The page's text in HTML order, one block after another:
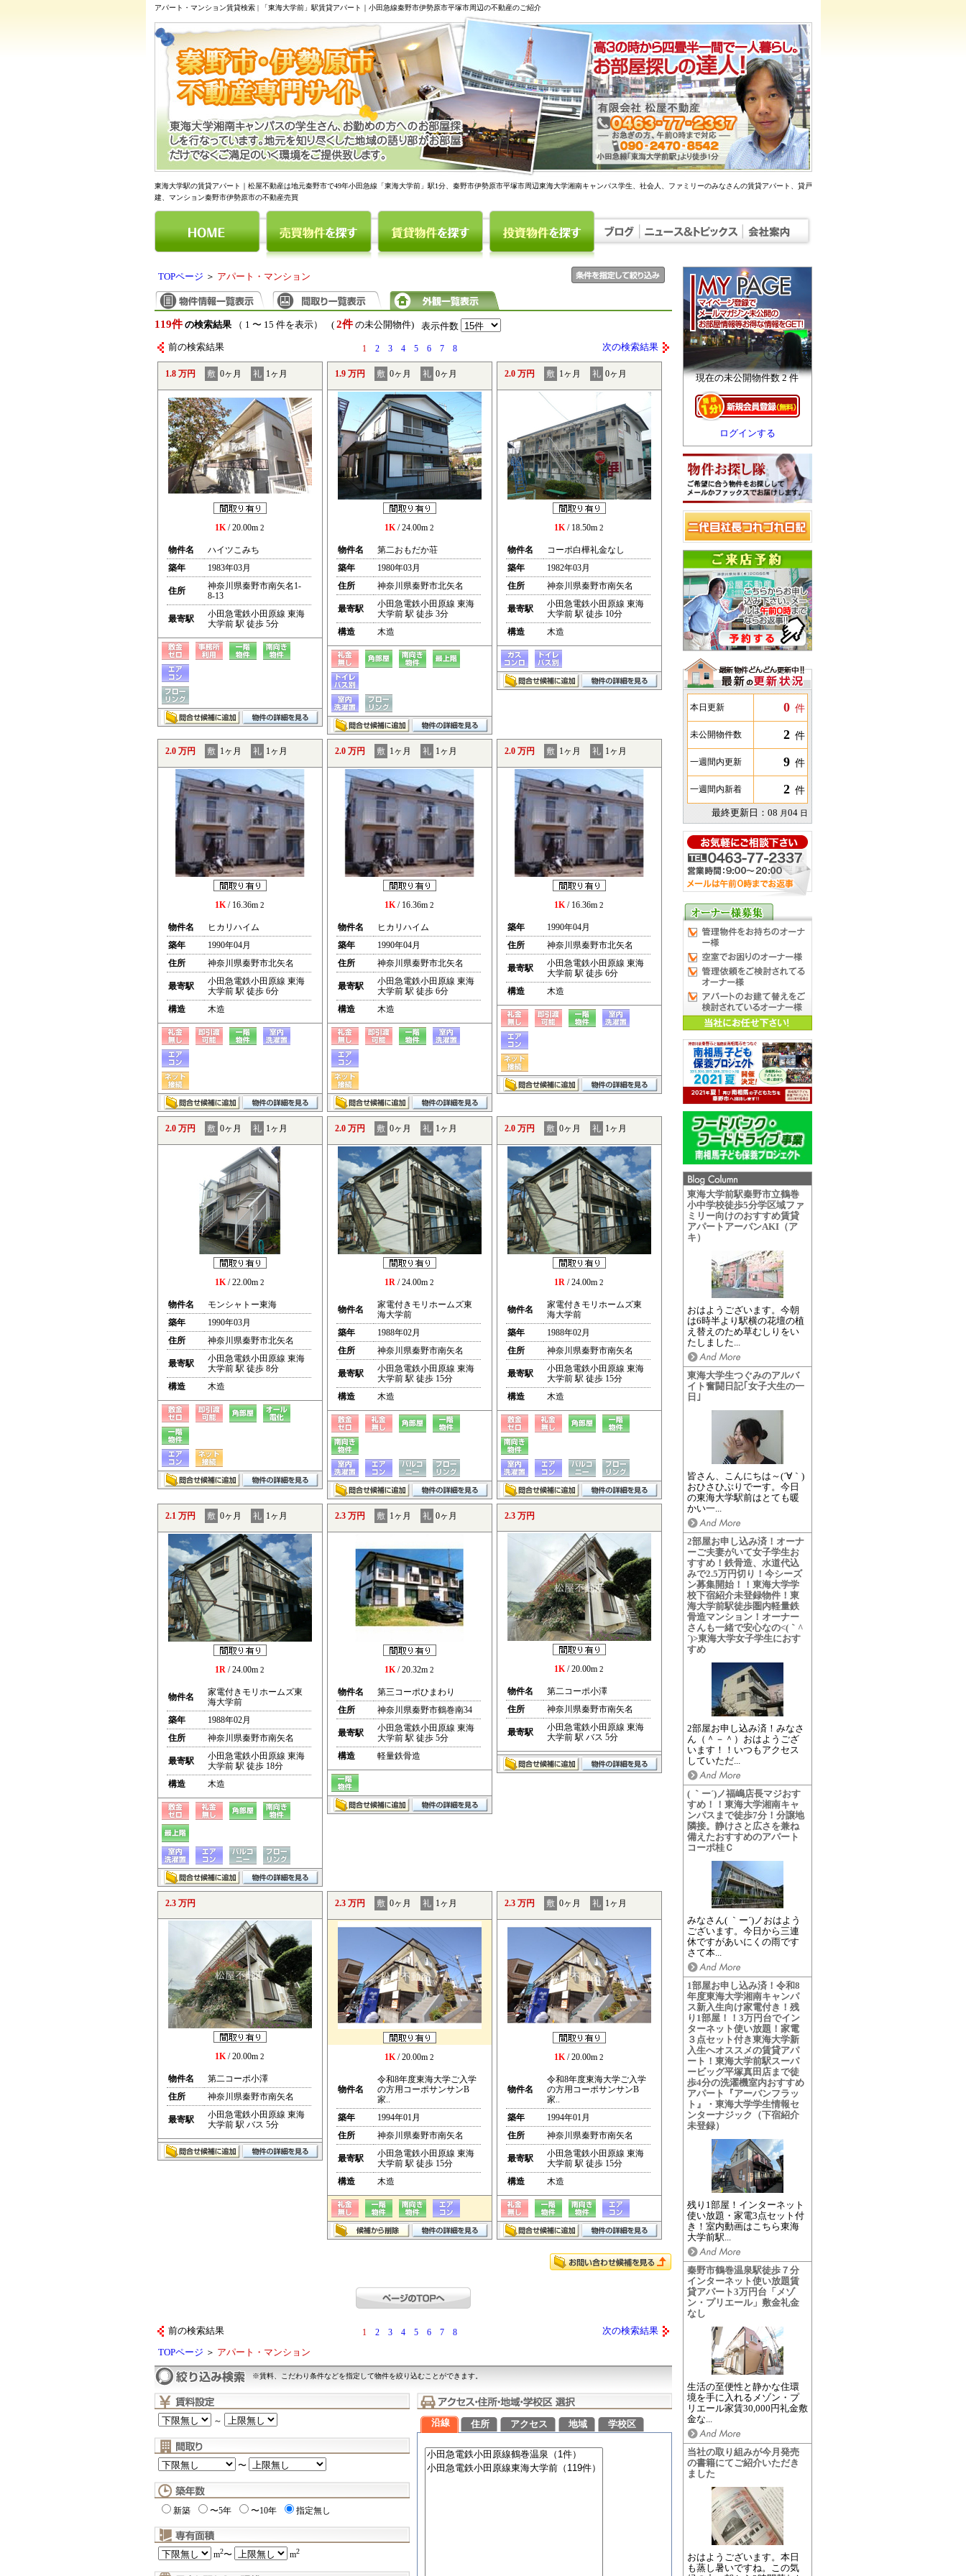
アパート・マンション賃貸検索 | 「東海大学前」駅賃貸アパート｜小田急線秦野市伊勢原市平塚市周辺の不動産のご紹介
東海大学駅の賃貸アパート｜松屋不動産は地元秦野市で49年小田急線「東海大学前」駅1分、秦野市伊勢原市平塚市周辺東海大学湘南キャンパス学生、社会人、ファミリーのみなさんの賃貸アパート、貸戸
建、マンション秦野市伊勢原市の不動産売買
現在の未公開物件数 2 件
ログインする
本日更新 0 件
未公開物件数 2 件
一週間内更新 9 件
一週間内新着 2 件
最終更新日：08 月04 日
東海大学前駅秦野市立鶴巻
小中学校徒歩5分学区域ファ
ミリー向けのおすすめ賃貸
アパートアーバンAKI（ア
キ）
おはようございます。今朝
は6時半より駅横の花壇の植
え替えのため草むしりをい
たしました...
東海大学生つぐみのアルバ
イト奮闘日記｢女子大生の一
日｣
皆さん、こんにちは～(´∀｀)
おひさひぶりでーす。今日
の東海大学駅前はとても暖
かい一...
2部屋お申し込み済！オーナ
ーご夫妻がいて女子学生お
すすめ！鉄骨造、水道代込
みで2.5万円切り！今シーズ
ン募集開始！！東海大学学
校下宿紹介未登録物件！東
海大学前駅徒歩圏内軽量鉄
骨造マンション！オーナー
さんも一緒で安心なの<(｀^
´)>東海大学女子学生におす
すめ
2部屋お申し込み済！みなさ
ん（＾－＾）おはようござ
います！！いつもアクセス
していただ...
( ｀ー´)ノ福嶋店長マジおす
すめ！！東海大学湘南キャ
ンパスまで徒歩7分！分譲地
隣接。静けさと広さを兼ね
備えたおすすめのアパート
コーポ桂Ｃ
みなさん( ｀ー´)ノおはよう
ございます。今日から三連
休ですがあいにくの雨です
さて本...
1部屋お申し込み済！令和8
年度東海大学湘南キャンパ
ス新入生向け家電付き！残
り1部屋！！3万円台でイン
ターネット使い放題！家電
３点セット付き東海大学新
入生へオススメの賃貸アパ
ート！東海大学前駅スーパ
ービッグ平塚真田店まで徒
歩4分の洗濯機室内おすすめ
アパート『アーバンフラッ
ト』・東海大学学生情報セ
ンターナジック（下宿紹介
未登録）
残り1部屋！インターネット
使い放題・家電3点セット付
き！室内動画はこちら東海
大学前駅...
秦野市鶴巻温泉駅徒歩７分
インターネット使い放題賃
貸アパート3万円台「メゾ
ン・プリエール」敷金礼金
なし
生活の至便性と静かな住環
境を手に入れるメゾン・プ
リエール家賃30,000円礼金敷
金な...
当社の取り組みが今月発売
の書籍にてご紹介いただき
ました
おはようございます。本日
も蒸し暑いですね。この気
TOPページ ＞ アパート・マンション
119件 の検索結果（ 1 〜 15 件を表示） ( 2件の未公開物件) 表示件数
前の検索結果 1 2 3 4 5 6 7 8 次の検索結果
1.8 万円 敷 0ヶ月 礼 1ヶ月
1K/ 20.00m 2
物件名
ハイツこみち
築年
1983年03月
住所
神奈川県秦野市南矢名1-
8-13
最寄駅
小田急電鉄小田原線 東海
大学前 駅 徒歩 5分
1.9 万円 敷 0ヶ月 礼 0ヶ月
1K/ 24.00m 2
物件名
第二おもだか荘
築年
1980年03月
住所
神奈川県秦野市北矢名
最寄駅
小田急電鉄小田原線 東海
大学前 駅 徒歩 3分
構造
木造
2.0 万円 敷 1ヶ月 礼 0ヶ月
1K/ 18.50m 2
物件名
コーポ白樺礼金なし
築年
1982年03月
住所
神奈川県秦野市南矢名
最寄駅
小田急電鉄小田原線 東海
大学前 駅 徒歩 10分
構造
木造
2.0 万円 敷 1ヶ月 礼 1ヶ月
1K/ 16.36m 2
物件名
ヒカリハイム
築年
1990年04月
住所
神奈川県秦野市北矢名
最寄駅
小田急電鉄小田原線 東海
大学前 駅 徒歩 6分
構造
木造
2.0 万円 敷 1ヶ月 礼 1ヶ月
1K/ 16.36m 2
物件名
ヒカリハイム
築年
1990年04月
住所
神奈川県秦野市北矢名
最寄駅
小田急電鉄小田原線 東海
大学前 駅 徒歩 6分
構造
木造
2.0 万円 敷 1ヶ月 礼 1ヶ月
1K/ 16.36m 2
築年
1990年04月
住所
神奈川県秦野市北矢名
最寄駅
小田急電鉄小田原線 東海
大学前 駅 徒歩 6分
構造
木造
2.0 万円 敷 0ヶ月 礼 1ヶ月
1K/ 22.00m 2
物件名
モンシャトー東海
築年
1990年03月
住所
神奈川県秦野市北矢名
最寄駅
小田急電鉄小田原線 東海
大学前 駅 徒歩 8分
構造
木造
2.0 万円 敷 0ヶ月 礼 1ヶ月
1R / 24.00m 2
物件名
家電付きモリホームズ東
海大学前
築年
1988年02月
住所
神奈川県秦野市南矢名
最寄駅
小田急電鉄小田原線 東海
大学前 駅 徒歩 15分
構造
木造
2.0 万円 敷 0ヶ月 礼 1ヶ月
1R / 24.00m 2
物件名
家電付きモリホームズ東
海大学前
築年
1988年02月
住所
神奈川県秦野市南矢名
最寄駅
小田急電鉄小田原線 東海
大学前 駅 徒歩 15分
構造
木造
2.1 万円 敷 0ヶ月 礼 1ヶ月
1R / 24.00m 2
物件名
家電付きモリホームズ東
海大学前
築年
1988年02月
住所
神奈川県秦野市南矢名
最寄駅
小田急電鉄小田原線 東海
大学前 駅 徒歩 18分
構造
木造
2.3 万円 敷 1ヶ月 礼 0ヶ月
1K/ 20.32m 2
物件名
第三コーポひまわり
住所
神奈川県秦野市鶴巻南34
最寄駅
小田急電鉄小田原線 東海
大学前 駅 徒歩 5分
構造
軽量鉄骨造
2.3 万円
1K/ 20.00m 2
物件名
第二コーポ小澤
住所
神奈川県秦野市南矢名
最寄駅
小田急電鉄小田原線 東海
大学前 駅 バス 5分
2.3 万円
1K/ 20.00m 2
物件名
第二コーポ小澤
住所
神奈川県秦野市南矢名
最寄駅
小田急電鉄小田原線 東海
大学前 駅 バス 5分
2.3 万円 敷 0ヶ月 礼 1ヶ月
1K/ 20.00m 2
物件名
令和8年度東海大学ご入学
の方用コーポサンサンB
家..
築年
1994年01月
住所
神奈川県秦野市南矢名
最寄駅
小田急電鉄小田原線 東海
大学前 駅 徒歩 15分
構造
木造
2.3 万円 敷 0ヶ月 礼 1ヶ月
1K/ 20.00m 2
物件名
令和8年度東海大学ご入学
の方用コーポサンサンB
家..
築年
1994年01月
住所
神奈川県秦野市南矢名
最寄駅
小田急電鉄小田原線 東海
大学前 駅 徒歩 15分
構造
木造
前の検索結果 1 2 3 4 5 6 7 8 次の検索結果
TOPページ ＞ アパート・マンション
※賃料、こだわり条件などを指定して物件を絞り込むことができます。
～
〜
新築 〜5年 〜10年 指定無し
m2〜 m2
沿線 住所 アクセス 地域 学校区